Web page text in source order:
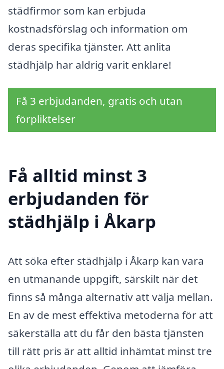
städfirmor som kan erbjuda
kostnadsförslag och information om
deras specifika tjänster. Att anlita
städhjälp har aldrig varit enklare!
Få 3 erbjudanden, gratis och utan
förpliktelser
Få alltid minst 3
erbjudanden för
städhjälp i Åkarp
Att söka efter städhjälp i Åkarp kan vara
en utmanande uppgift, särskilt när det
finns så många alternativ att välja mellan.
En av de mest effektiva metoderna för att
säkerställa att du får den bästa tjänsten
till rätt pris är att alltid inhämtat minst tre